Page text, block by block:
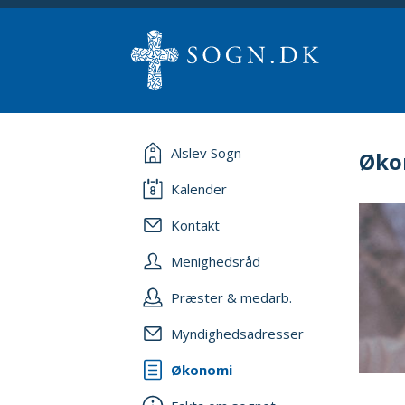
Alslev Sogn
Kalender
Kontakt
Menighedsråd
Præster & medarb.
Myndighedsadresser
Økonomi